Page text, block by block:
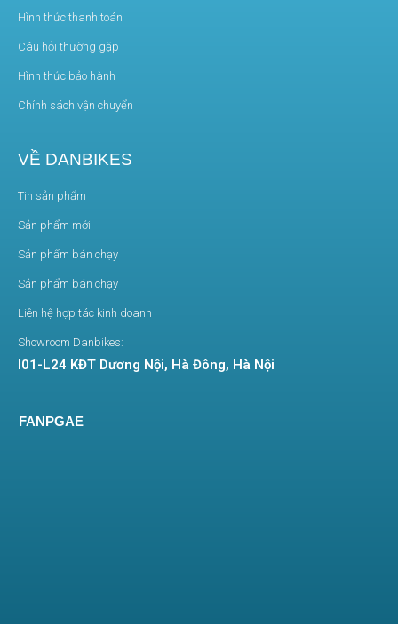
Hình thức thanh toán
Câu hỏi thường gặp
Hình thức bảo hành
Chính sách vận chuyển
VỀ DANBIKES
Tin sản phẩm
Sản phẩm mới
Sản phẩm bán chạy
Sản phẩm bán chạy
Liên hệ hợp tác kinh doanh
Showroom Danbikes:
I01-L24 KĐT Dương Nội, Hà Đông, Hà Nội
FANPGAE